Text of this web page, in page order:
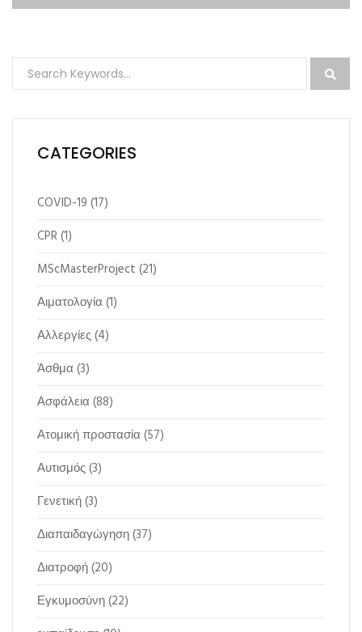
CATEGORIES
COVID-19 (17)
CPR(1)
MScMasterProject (21)
Αιματολογία (1)
Αλλεργίες(4)
Άσθμα (3)
Ασφάλεια (88)
Ατομική προστασία (57)
Αυτισμός(3)
Γενετική(3)
Διαπαιδαγώγηση(37)
Διατροφή(20)
Εγκυμοσύνη(22)